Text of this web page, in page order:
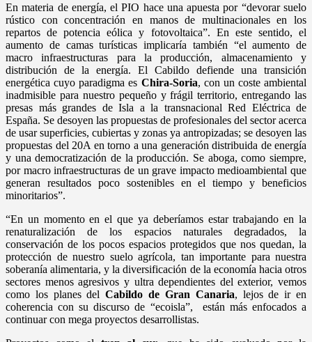
En materia de energía, el PIO hace una apuesta por “devorar suelo
rústico con concentración en manos de multinacionales en los
repartos de potencia eólica y fotovoltaica”. En este sentido, el
aumento de camas turísticas implicaría también “el aumento de
macro infraestructuras para la producción, almacenamiento y
distribución de la energía. El Cabildo defiende una transición
energética cuyo paradigma es Chira-Soria, con un coste ambiental
inadmisible para nuestro pequeño y frágil territorio, entregando las
presas más grandes de Isla a la transnacional Red Eléctrica de
España. Se desoyen las propuestas de profesionales del sector acerca
de usar superficies, cubiertas y zonas ya antropizadas; se desoyen las
propuestas del 20A en torno a una generación distribuida de energía
y una democratización de la producción. Se aboga, como siempre,
por macro infraestructuras de un grave impacto medioambiental que
generan resultados poco sostenibles en el tiempo y beneficios
minoritarios”.
“En un momento en el que ya deberíamos estar trabajando en la
renaturalización de los espacios naturales degradados, la
conservación de los pocos espacios protegidos que nos quedan, la
protección de nuestro suelo agrícola, tan importante para nuestra
soberanía alimentaria, y la diversificación de la economía hacia otros
sectores menos agresivos y ultra dependientes del exterior, vemos
como los planes delCabildo de Gran Canaria, lejos de ir en
coherencia con su discurso de “ecoisla”, están más enfocados a
continuar con mega proyectos desarrollistas.